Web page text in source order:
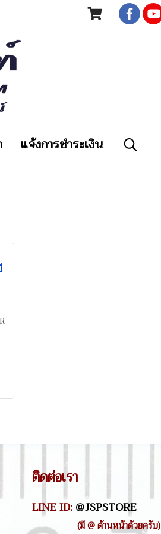
แจ้งการชำระเงิน
ติดต่อเรา
LINE ID:@JSPSTORE
(มี @ ด้านหน้าด้วยครับ)